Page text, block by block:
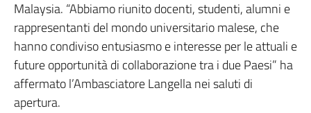
Malaysia. “Abbiamo riunito docenti, studenti, alumni e
rappresentanti del mondo universitario malese, che
hanno condiviso entusiasmo e interesse per le attuali e
future opportunità di collaborazione tra i due Paesi” ha
affermato l’Ambasciatore Langella nei saluti di
apertura.